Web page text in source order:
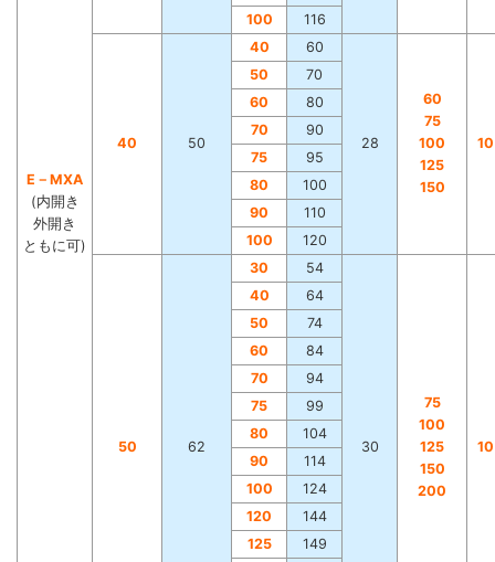
E－MXA
(内開き
外開き
ともに可)
100
116
40 50
40 60
28
60
75
100
125
150
50
70
60
80
70
90
75
95
80
100
90
110
100
120
50 62
30 54
30
75
100
125
150
200
40
64
50
74
60
84
70
94
75
99
80
104
90
114
100
124
120
144
125
149